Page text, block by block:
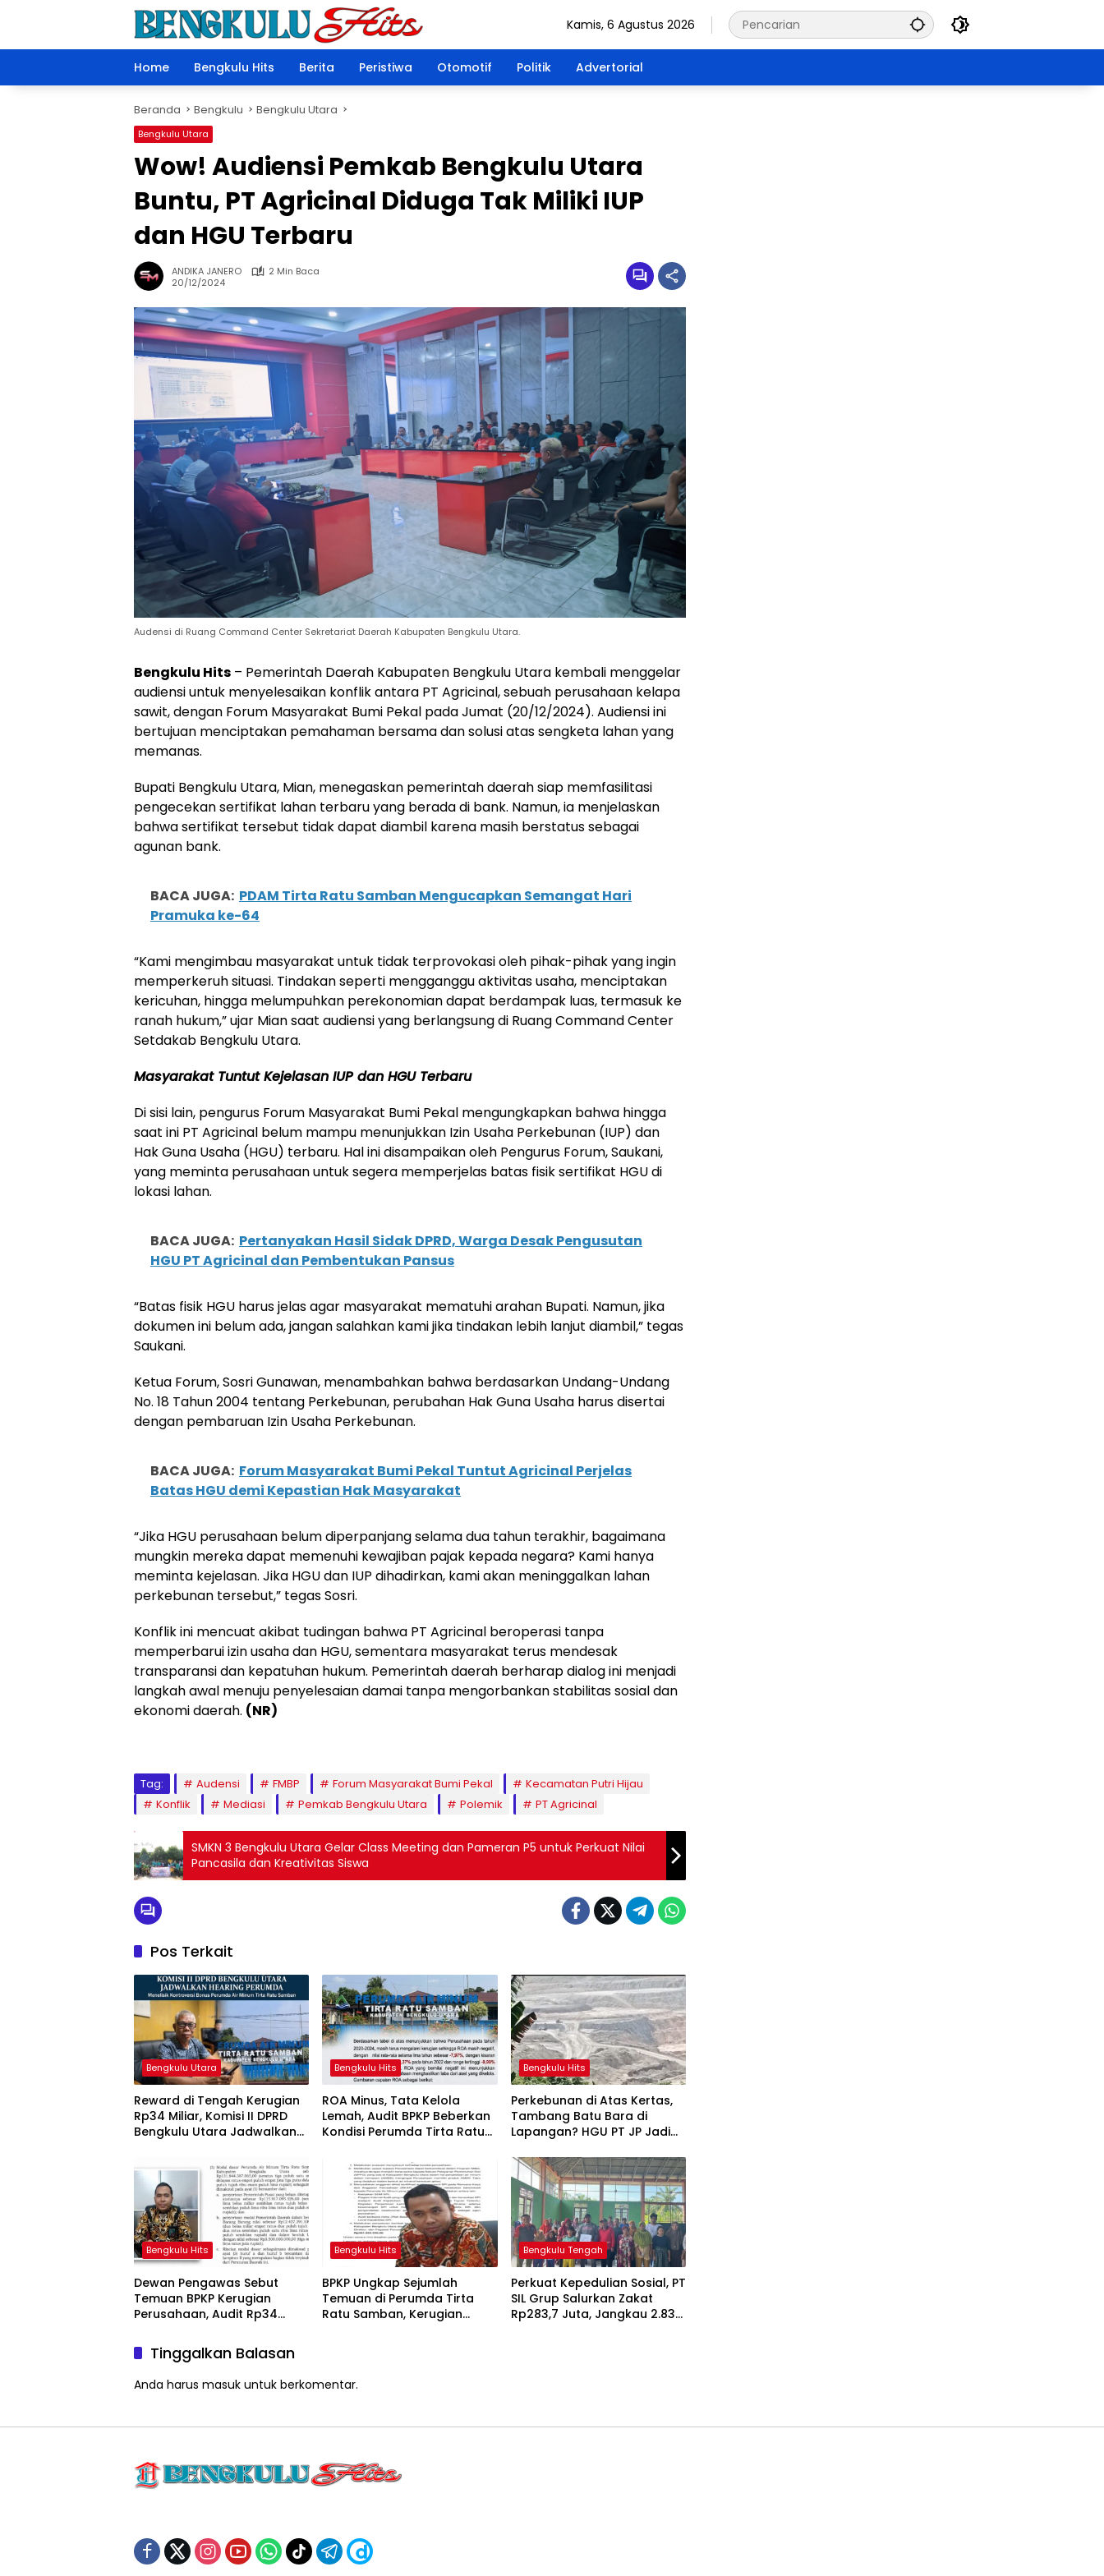
Kamis, 6 Agustus 2026
Home Bengkulu Hits Berita Peristiwa Otomotif Politik Advertorial
Beranda Bengkulu Bengkulu Utara
Bengkulu Utara
Wow! Audiensi Pemkab Bengkulu Utara
Buntu, PT Agricinal Diduga Tak Miliki IUP
dan HGU Terbaru
ANDIKA JANERO
2 Min Baca
20/12/2024
Audensi di Ruang Command Center Sekretariat Daerah Kabupaten Bengkulu Utara.
Bengkulu Hits – Pemerintah Daerah Kabupaten Bengkulu Utara kembali menggelar
audiensi untuk menyelesaikan konflik antara PT Agricinal, sebuah perusahaan kelapa
sawit, dengan Forum Masyarakat Bumi Pekal pada Jumat (20/12/2024). Audiensi ini
bertujuan menciptakan pemahaman bersama dan solusi atas sengketa lahan yang
memanas.
Bupati Bengkulu Utara, Mian, menegaskan pemerintah daerah siap memfasilitasi
pengecekan sertifikat lahan terbaru yang berada di bank. Namun, ia menjelaskan
bahwa sertifikat tersebut tidak dapat diambil karena masih berstatus sebagai
agunan bank.
BACA JUGA: PDAM Tirta Ratu Samban Mengucapkan Semangat Hari
Pramuka ke-64
“Kami mengimbau masyarakat untuk tidak terprovokasi oleh pihak-pihak yang ingin
memperkeruh situasi. Tindakan seperti mengganggu aktivitas usaha, menciptakan
kericuhan, hingga melumpuhkan perekonomian dapat berdampak luas, termasuk ke
ranah hukum,” ujar Mian saat audiensi yang berlangsung di Ruang Command Center
Setdakab Bengkulu Utara.
Masyarakat Tuntut Kejelasan IUP dan HGU Terbaru
Di sisi lain, pengurus Forum Masyarakat Bumi Pekal mengungkapkan bahwa hingga
saat ini PT Agricinal belum mampu menunjukkan Izin Usaha Perkebunan (IUP) dan
Hak Guna Usaha (HGU) terbaru. Hal ini disampaikan oleh Pengurus Forum, Saukani,
yang meminta perusahaan untuk segera memperjelas batas fisik sertifikat HGU di
lokasi lahan.
BACA JUGA: Pertanyakan Hasil Sidak DPRD, Warga Desak Pengusutan
HGU PT Agricinal dan Pembentukan Pansus
“Batas fisik HGU harus jelas agar masyarakat mematuhi arahan Bupati. Namun, jika
dokumen ini belum ada, jangan salahkan kami jika tindakan lebih lanjut diambil,” tegas
Saukani.
Ketua Forum, Sosri Gunawan, menambahkan bahwa berdasarkan Undang-Undang
No. 18 Tahun 2004 tentang Perkebunan, perubahan Hak Guna Usaha harus disertai
dengan pembaruan Izin Usaha Perkebunan.
BACA JUGA: Forum Masyarakat Bumi Pekal Tuntut Agricinal Perjelas
Batas HGU demi Kepastian Hak Masyarakat
“Jika HGU perusahaan belum diperpanjang selama dua tahun terakhir, bagaimana
mungkin mereka dapat memenuhi kewajiban pajak kepada negara? Kami hanya
meminta kejelasan. Jika HGU dan IUP dihadirkan, kami akan meninggalkan lahan
perkebunan tersebut,” tegas Sosri.
Konflik ini mencuat akibat tudingan bahwa PT Agricinal beroperasi tanpa
memperbarui izin usaha dan HGU, sementara masyarakat terus mendesak
transparansi dan kepatuhan hukum. Pemerintah daerah berharap dialog ini menjadi
langkah awal menuju penyelesaian damai tanpa mengorbankan stabilitas sosial dan
ekonomi daerah. (NR)
Tag: Audensi FMBP Forum Masyarakat Bumi Pekal
Kecamatan Putri Hijau
Konflik
Mediasi Pemkab Bengkulu Utara Polemik PT Agricinal
SMKN 3 Bengkulu Utara Gelar Class Meeting dan Pameran P5 untuk Perkuat Nilai
Pancasila dan Kreativitas Siswa
Pos Terkait
Bengkulu Utara
Reward di Tengah Kerugian
Rp34 Miliar, Komisi II DPRD
Bengkulu Utara Jadwalkan
Bengkulu Hits
ROA Minus, Tata Kelola
Lemah, Audit BPKP Beberkan
Kondisi Perumda Tirta Ratu
Bengkulu Hits
Perkebunan di Atas Kertas,
Tambang Batu Bara di
Lapangan? HGU PT JP Jadi
Bengkulu Hits
Dewan Pengawas Sebut
Temuan BPKP Kerugian
Perusahaan, Audit Rp34
Samban Kian Disorot
Bengkulu Hits
BPKP Ungkap Sejumlah
Temuan di Perumda Tirta
Ratu Samban, Kerugian
Bengkulu Tengah
Perkuat Kepedulian Sosial, PT
SIL Grup Salurkan Zakat
Rp283,7 Juta, Jangkau 2.837
Tinggalkan Balasan
Anda harus masuk untuk berkomentar.